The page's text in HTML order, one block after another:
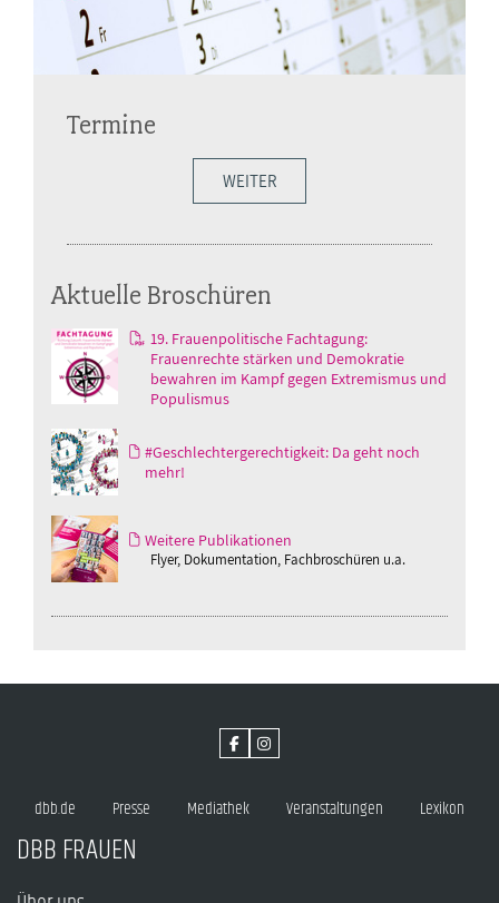
Termine
WEITER
Aktuelle Broschüren
19. Frauenpolitische Fachtagung:
Frauenrechte stärken und Demokratie
bewahren im Kampf gegen Extremismus und
Populismus
#Geschlechtergerechtigkeit: Da geht noch
mehr!
Weitere Publikationen
Flyer, Dokumentation, Fachbroschüren u.a.
dbb.de Presse Mediathek Veranstaltungen Lexikon
DBB FRAUEN